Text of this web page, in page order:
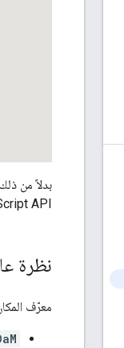
بدلاً من
API.
نظرة
معرّف